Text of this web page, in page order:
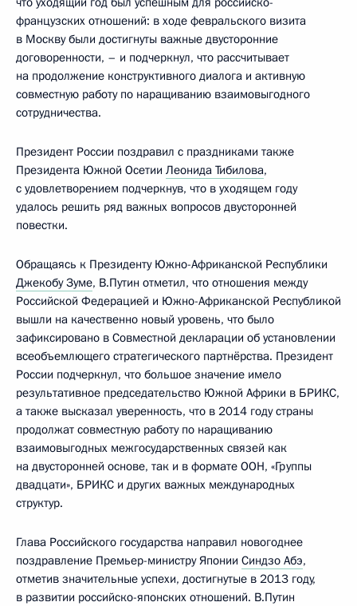
французских отношений: в ходе февральского визита
в Москву были достигнуты важные двусторонние
договоренности, – и подчеркнул, что рассчитывает
на продолжение конструктивного диалога и активную
совместную работу по наращиванию взаимовыгодного
сотрудничества.
Президент России поздравил с праздниками также
Президента Южной Осетии Леонида Тибилова,
с удовлетворением подчеркнув, что в уходящем году
удалось решить ряд важных вопросов двусторонней
повестки.
Обращаясь к Президенту Южно-Африканской Республики
Джекобу Зуме, В.Путин отметил, что отношения между
Российской Федерацией и Южно-Африканской Республикой
вышли на качественно новый уровень, что было
зафиксировано в Совместной декларации об установлении
всеобъемлющего стратегического партнёрства. Президент
России подчеркнул, что большое значение имело
результативное председательство Южной Африки в БРИКС,
а также высказал уверенность, что в 2014 году страны
продолжат совместную работу по наращиванию
взаимовыгодных межгосударственных связей как
на двусторонней основе, так и в формате ООН, «Группы
двадцати», БРИКС и других важных международных
структур.
Глава Российского государства направил новогоднее
поздравление Премьер-министру Японии Синдзо Абэ,
отметив значительные успехи, достигнутые в 2013 году,
в развитии российско-японских отношений. В.Путин